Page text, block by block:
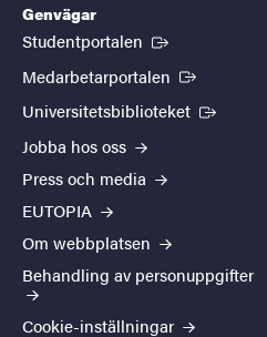
Genvägar
Studentportalen (Extern länk)
Medarbetarportalen (Extern länk)
Universitetsbiblioteket (Extern
Jobba hos oss
Press och media
EUTOPIA
Om webbplatsen
Behandling av personuppgifter
Cookie-inställningar